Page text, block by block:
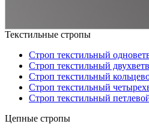
Текстильные стропы
Строп текстильный
Строп текстильный
Строп текстильный
Строп текстильный
Строп текстильный
Цепные стропы